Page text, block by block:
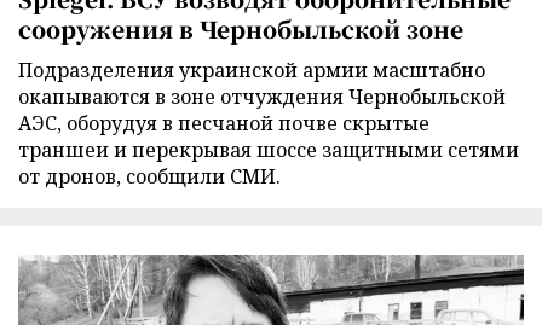
сооружения в Чернобыльской зоне
Подразделения украинской армии масштабно
окапываются в зоне отчуждения Чернобыльской
АЭС, оборудуя в песчаной почве скрытые
траншеи и перекрывая шоссе защитными сетями
от дронов, сообщили СМИ.